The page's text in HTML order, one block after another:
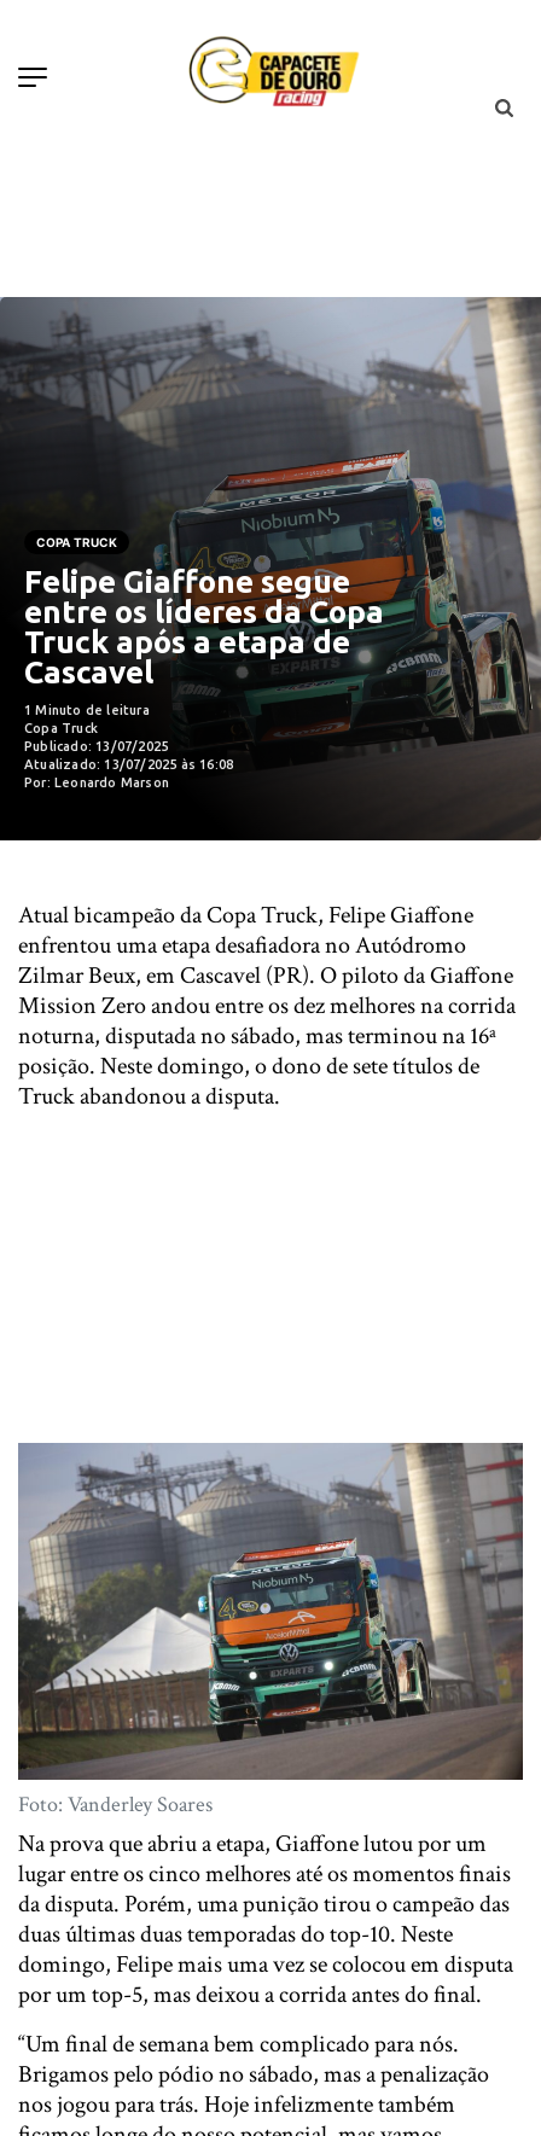
COPA TRUCK
Felipe Giaffone segue
entre os líderes da Copa
Truck após a etapa de
Cascavel
1 Minuto de leitura
Copa Truck
Publicado: 13/07/2025
Atualizado: 13/07/2025 às 16:08
Por: Leonardo Marson
Atual bicampeão da Copa Truck, Felipe Giaffone
enfrentou uma etapa desafiadora no Autódromo
Zilmar Beux, em Cascavel (PR). O piloto da Giaffone
Mission Zero andou entre os dez melhores na corrida
noturna, disputada no sábado, mas terminou na 16ª
posição. Neste domingo, o dono de sete títulos de
Truck abandonou a disputa.
Foto: Vanderley Soares
Na prova que abriu a etapa, Giaffone lutou por um
lugar entre os cinco melhores até os momentos finais
da disputa. Porém, uma punição tirou o campeão das
duas últimas duas temporadas do top-10. Neste
domingo, Felipe mais uma vez se colocou em disputa
por um top-5, mas deixou a corrida antes do final.
“Um final de semana bem complicado para nós.
Brigamos pelo pódio no sábado, mas a penalização
nos jogou para trás. Hoje infelizmente também